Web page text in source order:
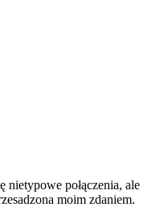
nietypowe połączenia, ale
moim zdaniem.